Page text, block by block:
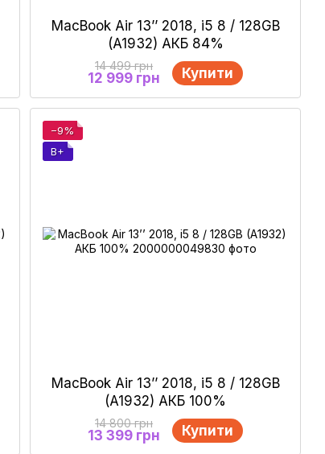
MacBook Air 13’’ 2018, i5 8 / 128GB
(A1932) АКБ 84%
14 499 грн
12 999 грн Купити
−9%
B+
MacBook Air 13’’ 2018, i5 8 / 128GB
(A1932) АКБ 100%
14 800 грн
13 399 грн Купити